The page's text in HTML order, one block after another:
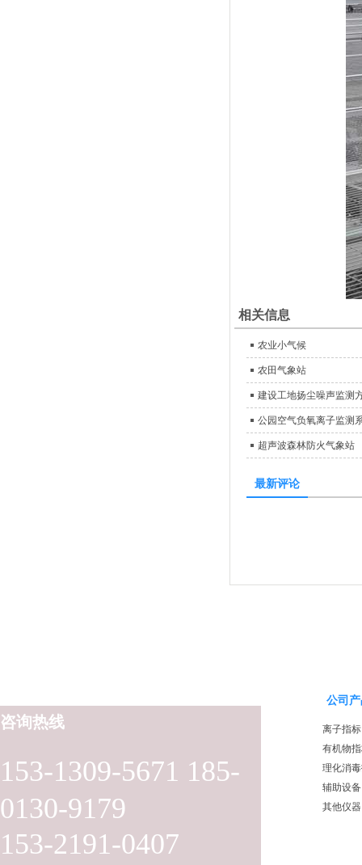
相关信息
农业小气候
农田气象站
建设工地扬尘噪声监测
公园空气负氧离子监测
超声波森林防火气象站
最新评论
153-1309-5671 185-
0130-9179
153-2191-0407
咨询热线
公司
离子指标
有机物
理化消
辅助设备
其他仪器